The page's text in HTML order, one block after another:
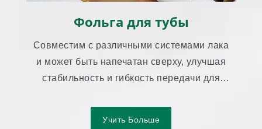
Фольга для тубы
Совместим с различными системами лака
и может быть напечатан сверху, улучшая
стабильность и гибкость передачи для
Учить Больше